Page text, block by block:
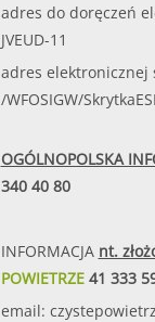
adres do doręczeń
JVEUD-11
adres elektronicznej
/WFOSIGW/
OGÓLNOPOLSKA
340 40 80
INFORMACJA nt.
POWIETRZE41 333
email: